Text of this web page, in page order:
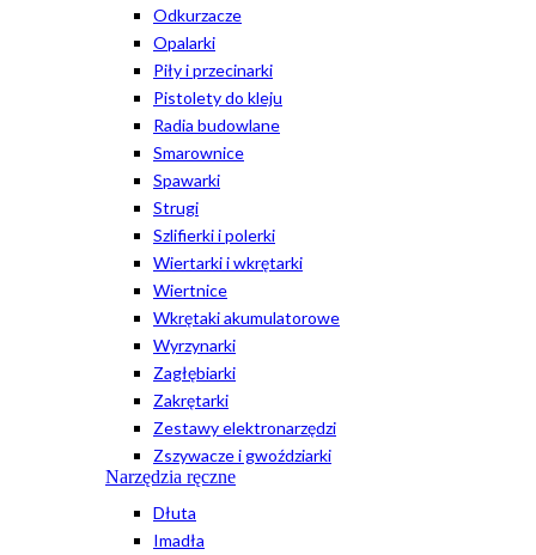
Odkurzacze
Opalarki
Piły i przecinarki
Pistolety do kleju
Radia budowlane
Smarownice
Spawarki
Strugi
Szlifierki i polerki
Wiertarki i wkrętarki
Wiertnice
Wkrętaki akumulatorowe
Wyrzynarki
Zagłębiarki
Zakrętarki
Zestawy elektronarzędzi
Zszywacze i gwoździarki
Narzędzia ręczne
Dłuta
Imadła